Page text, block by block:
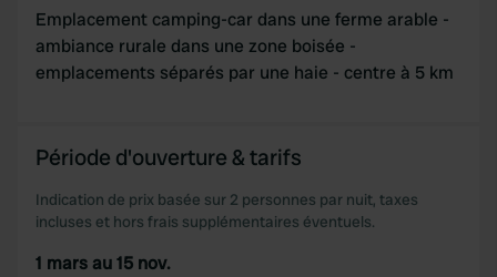
Emplacement camping-car dans une ferme arable -
ambiance rurale dans une zone boisée -
emplacements séparés par une haie - centre à 5 km
Période d'ouverture & tarifs
Indication de prix basée sur 2 personnes par nuit, taxes
incluses et hors frais supplémentaires éventuels.
1 mars au 15 nov.